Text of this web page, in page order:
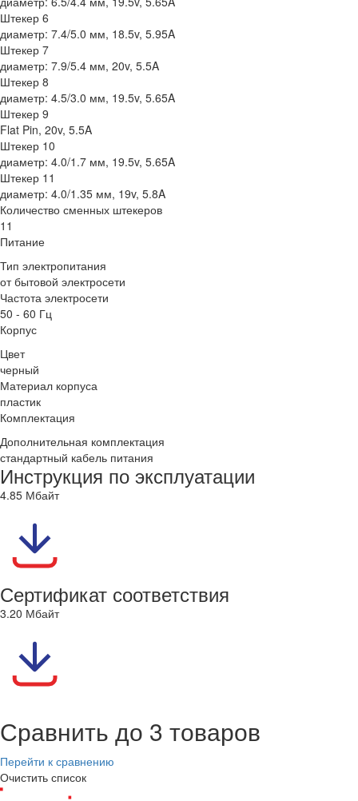
Штекер 6
диаметр: 7.4/5.0 мм, 18.5v, 5.95A
Штекер 7
диаметр: 7.9/5.4 мм, 20v, 5.5A
Штекер 8
диаметр: 4.5/3.0 мм, 19.5v, 5.65A
Штекер 9
Flat Pin, 20v, 5.5A
Штекер 10
диаметр: 4.0/1.7 мм, 19.5v, 5.65A
Штекер 11
диаметр: 4.0/1.35 мм, 19v, 5.8A
Количество сменных штекеров
11
Питание
Тип электропитания
от бытовой электросети
Частота электросети
50 - 60 Гц
Корпус
Цвет
черный
Материал корпуса
пластик
Комплектация
Дополнительная комплектация
стандартный кабель питания
Инструкция по эксплуатации
4.85 Мбайт
Сертификат соответствия
3.20 Мбайт
Сравнить до 3 товаров
Перейти к сравнению
Очистить список